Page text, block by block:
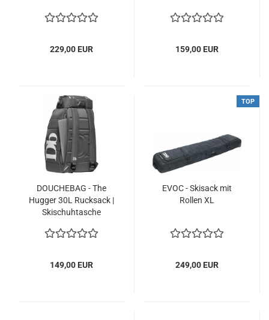
229,00 EUR 159,00 EUR
DOUCHEBAG - The
Hugger 30L Rucksack |
Skischuhtasche
149,00 EUR
TOP
EVOC - Skisack mit
Rollen XL
249,00 EUR